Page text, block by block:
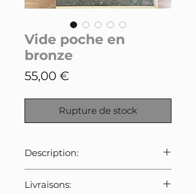
Vide poche en
bronze
55,00 €
Rupture de stock
Description:
belle patine.
Livraisons: